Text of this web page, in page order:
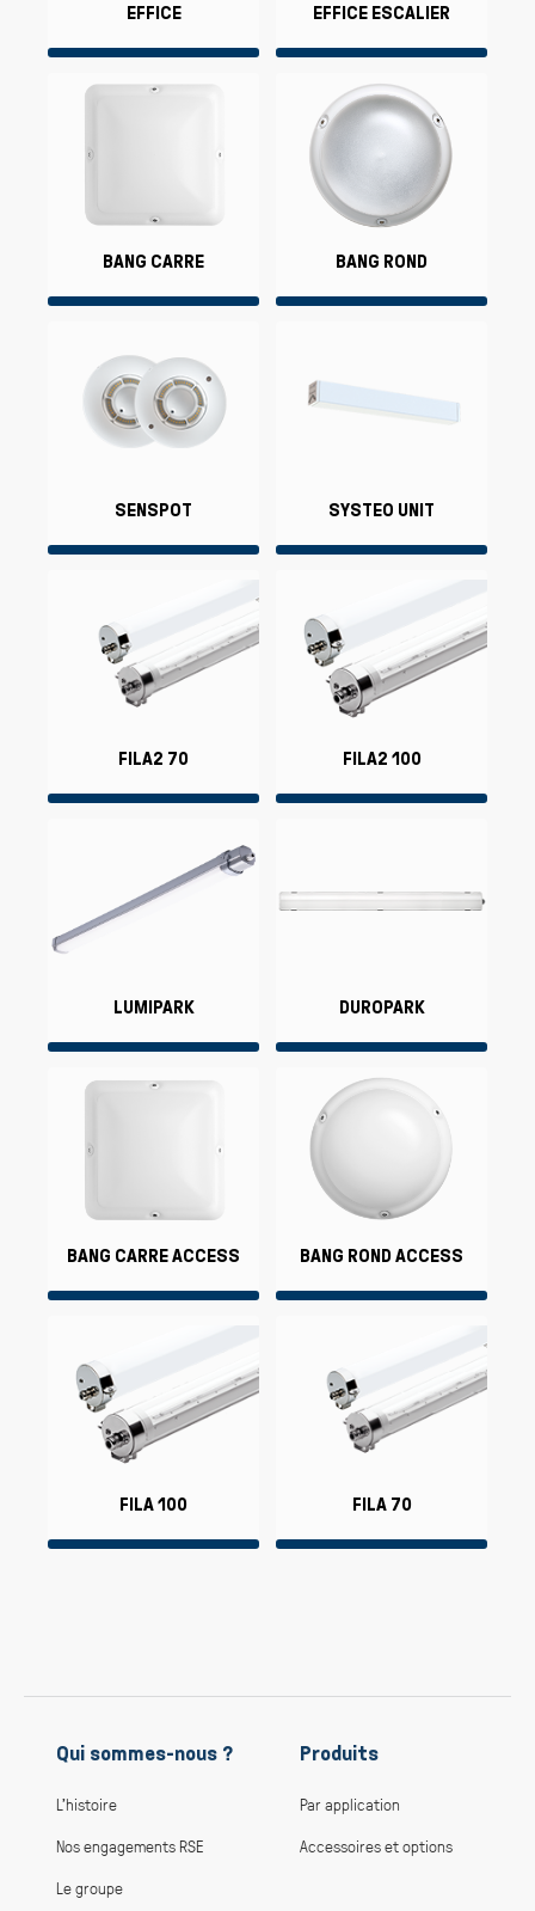
EFFICE EFFICE ESCALIER
BANG CARRE BANG ROND
SENSPOT SYSTEO UNIT
FILA2 70 FILA2 100
LUMIPARK DUROPARK
BANG CARRE ACCESS BANG ROND ACCESS
FILA 100 FILA 70
Qui sommes-nous ?
L’histoire
Nos engagements RSE
Le groupe
Produits
Par application
Accessoires et options